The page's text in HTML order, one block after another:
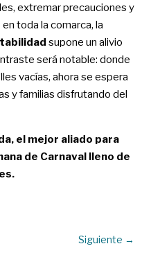
extremar precauciones y
toda la comarca, la
supone un alivio
será notable: donde
vacías, ahora se espera
y familias disfrutando del
el mejor aliado para
de Carnaval lleno de
Siguiente →